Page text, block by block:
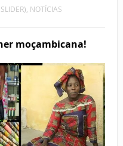
NOTÍCIAS
moçambicana!